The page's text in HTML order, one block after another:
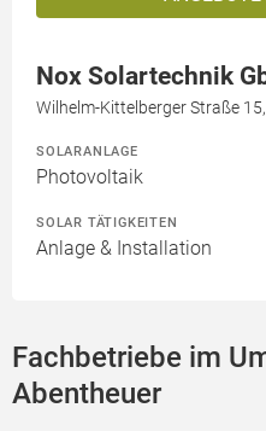
Nox Solartechnik
Wilhelm-Kittelberger Straße
SOLARANLAGE
Photovoltaik
SOLAR TÄTIGKEITEN
Anlage & Installation
Fachbetriebe im
Abentheuer